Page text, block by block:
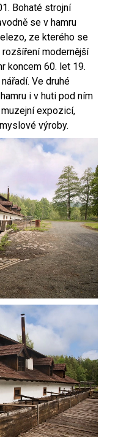
Bohaté strojní
se v hamru
ze kterého se
modernější
koncem 60. let 19.
Ve druhé
i v huti pod ním
expozicí,
výroby.